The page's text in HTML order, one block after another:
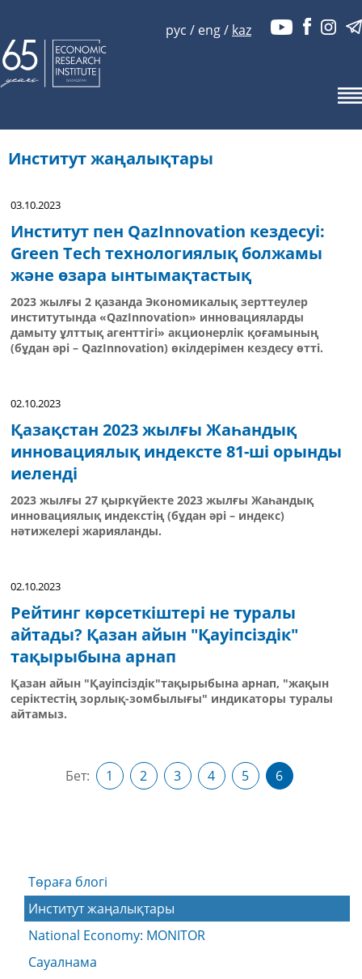
рус / eng/ kaz
Институт жаңалықтары
03.10.2023
Институт пен QazInnovation кездесуі:
Green Tech технологиялық болжамы
және өзара ынтымақтастық
2023 жылғы 2 қазанда Экономикалық зерттеулер
институтында «QazInnovation» инновацияларды
дамыту ұлттық агенттігі» акционерлік қоғамының
(бұдан әрі – QazInnovation) өкілдерімен кездесу өтті.
02.10.2023
Қазақстан 2023 жылғы Жаһандық
инновациялық индексте 81-ші орынды
иеленді
2023 жылғы 27 қыркүйекте 2023 жылғы Жаһандық
инновациялық индекстің (бұдан әрі – индекс)
нәтижелері жарияланды.
02.10.2023
Рейтинг көрсеткіштері не туралы
айтады? Қазан айын "Қауіпсіздік"
тақырыбына арнап
Қазан айын "Қауіпсіздік"тақырыбына арнап, "жақын
серіктестің зорлық-зомбылығы" индикаторы туралы
айтамыз.
Бет: 1 2 3 4 5 6
Төраға блогі
Институт жаңалықтары
National Economy: MONITOR
Сауалнама